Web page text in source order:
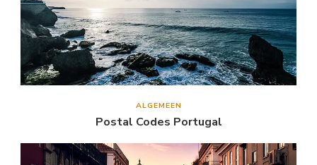
ALGEMEEN
Postal Codes Portugal